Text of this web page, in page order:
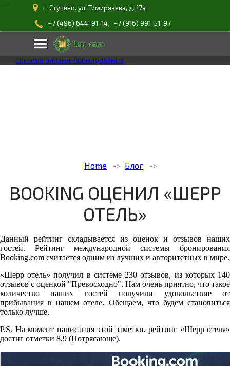
г. Ступино. ул. Тимирязева, д. 17а
+7 (496) 644-91-14, +7 (916) 991-51-97
система онлайн-бронирования
Home Блог
BOOKING ОЦЕНИЛ «ШЕРР
ОТЕЛЬ»
Данный рейтинг складывается из оценок и отзывов наших
гостей. Рейтинг международной системы бронирования
Booking.com считается одним из лучших и авторитетных в мире.
«Шерр отель» получил в системе 230 отзывов, из которых 140
отзывов с оценкой "Превосходно". Нам очень приятно, что такое
количество наших гостей получили удовольствие от
прибывания в нашем отеле. Обещаем, что будем становиться
только лучше.
P.S. На момент написания этой заметки, рейтинг «Шерр отеля»
достиг отметки 8,9 (Потрясающе).